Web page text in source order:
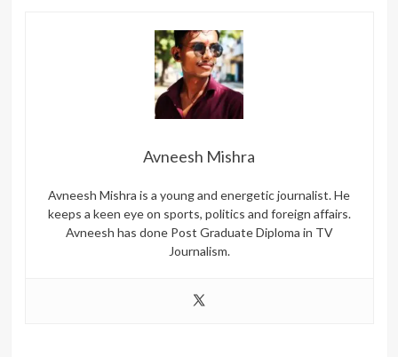
Avneesh Mishra
Avneesh Mishra is a young and energetic journalist. He
keeps a keen eye on sports, politics and foreign affairs.
Avneesh has done Post Graduate Diploma in TV
Journalism.